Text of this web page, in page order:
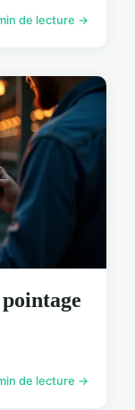
de lecture →
de lecture →